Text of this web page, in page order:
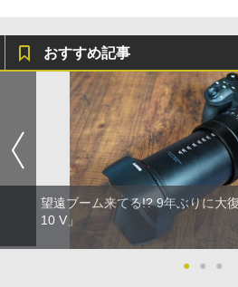
おすすめ記事
望遠ブーム来てる!? 9年ぶりに大
10 V」
● ● ●